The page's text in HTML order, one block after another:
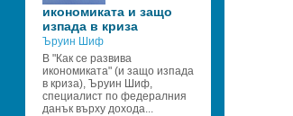
икономиката и защо
изпада в криза
Ъруин Шиф
В "Как се развива
икономиката" (и защо изпада
в криза), Ъруин Шиф,
специалист по федералния
данък върху дохода...